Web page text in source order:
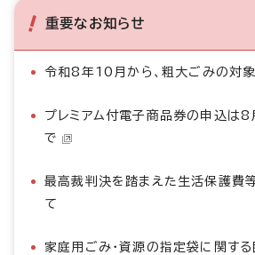
重要なお知らせ
令和8年10月から、粗大ごみの対
プレミアム付電子商品券の申込は8
で
最高裁判決を踏まえた生活保護費
て
家庭用ごみ・資源の指定袋に関す